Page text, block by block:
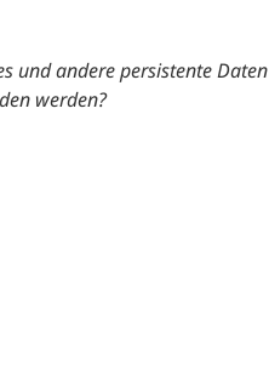
andere persistente
werden?